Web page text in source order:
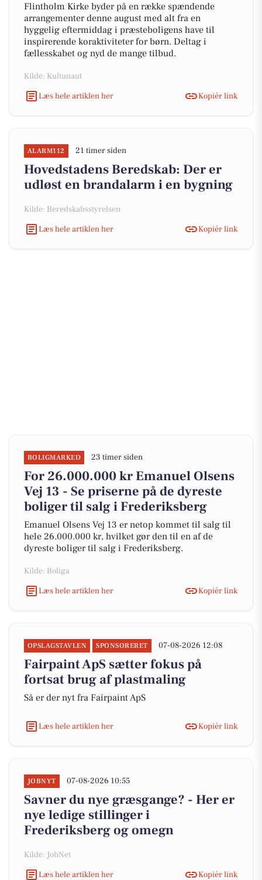
Flintholm Kirke byder på en række spændende
arrangementer denne august med alt fra en
hyggelig eftermiddag i præsteboligens have til
inspirerende koraktiviteter for børn. Deltag i
fællesskabet og nyd de mange tilbud.
Kilde: Kultunaut
Læs hele artiklen her
Kopiér link
ALARM112 21 timer siden
Hovedstadens Beredskab: Der er
udløst en brandalarm i en bygning
Kilde: Beredskabsstyrelsen
Læs hele artiklen her
Kopiér link
BOLIGMARKED 23 timer siden
For 26.000.000 kr Emanuel Olsens
Vej 13 - Se priserne på de dyreste
boliger til salg i Frederiksberg
Emanuel Olsens Vej 13 er netop kommet til salg til
hele 26.000.000 kr, hvilket gør den til en af de
dyreste boliger til salg i Frederiksberg.
Kilde: Boliga
Læs hele artiklen her
Kopiér link
OPSLAGSTAVLEN SPONSORERET 07-08-2026 12:08
Fairpaint ApS sætter fokus på
fortsat brug af plastmaling
Så er der nyt fra Fairpaint ApS
Læs hele artiklen her Kopiér link
JOBNYT 07-08-2026 10:55
Savner du nye græsgange? - Her er
nye ledige stillinger i
Frederiksberg og omegn
Kilde: JobNet
Læs hele artiklen her
Kopiér link